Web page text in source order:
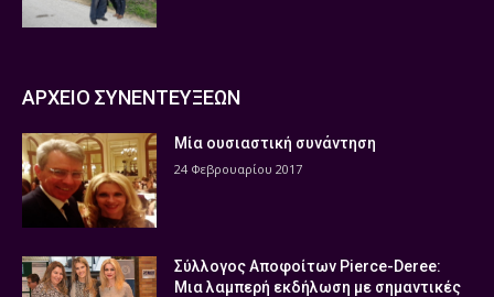
ΑΡΧΕΙΟ ΣΥΝΕΝΤΕΥΞΕΩΝ
Μία ουσιαστική συνάντηση
24 Φεβρουαρίου 2017
Σύλλογος Αποφοίτων Pierce-Deree:
Μια λαμπερή εκδήλωση με σημαντικές